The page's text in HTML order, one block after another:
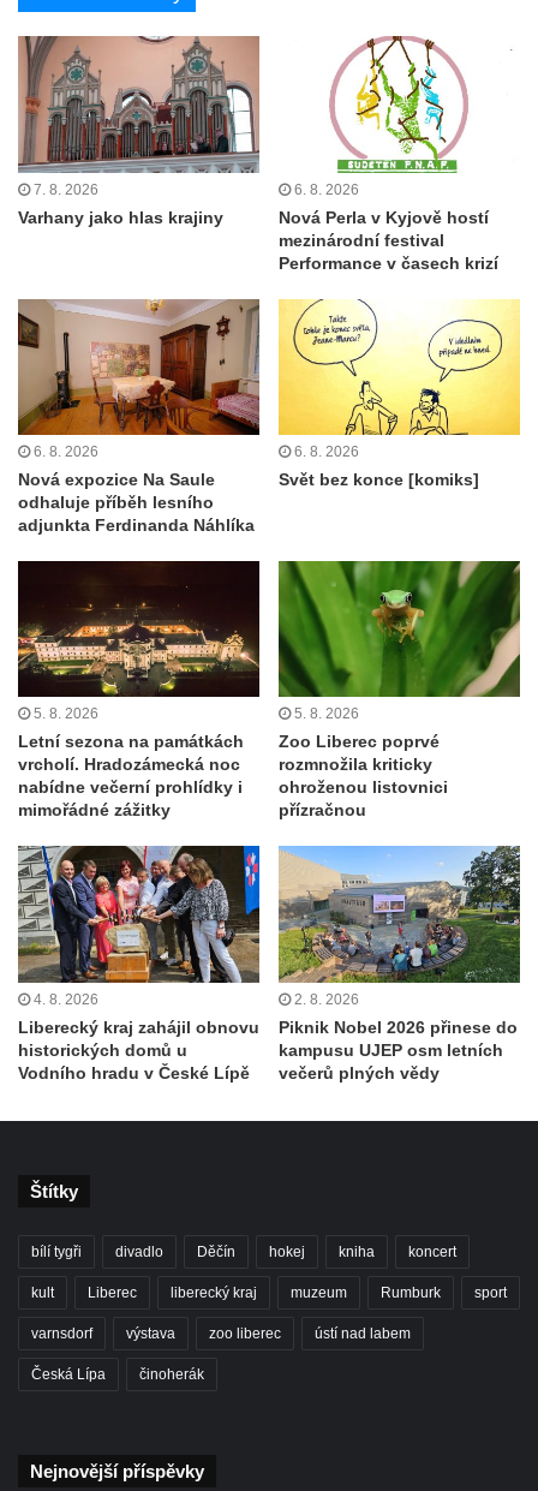
7. 8. 2026
Varhany jako hlas krajiny
6. 8. 2026
Nová Perla v Kyjově hostí
mezinárodní festival
Performance v časech krizí
6. 8. 2026
Nová expozice Na Saule
odhaluje příběh lesního
adjunkta Ferdinanda Náhlíka
6. 8. 2026
Svět bez konce [komiks]
5. 8. 2026
Letní sezona na památkách
vrcholí. Hradozámecká noc
nabídne večerní prohlídky i
mimořádné zážitky
5. 8. 2026
Zoo Liberec poprvé
rozmnožila kriticky
ohroženou listovnici
přízračnou
4. 8. 2026
Liberecký kraj zahájil obnovu
historických domů u
Vodního hradu v České Lípě
2. 8. 2026
Piknik Nobel 2026 přinese do
kampusu UJEP osm letních
večerů plných vědy
Štítky
bílí tygři divadlo Děčín hokej kniha koncert
kult Liberec liberecký kraj muzeum Rumburk sport
varnsdorf výstava zoo liberec ústí nad labem
Česká Lípa činoherák
Nejnovější příspěvky